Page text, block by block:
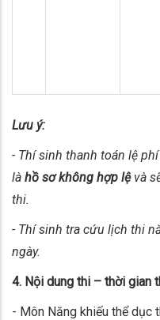
Lưu ý:
- Thí sinh thanh toán lệ
là hồ sơ không hợp lệvà
thi.
- Thí sinh tra cứu lịch thi
ngày.
4. Nội dung thi – thời gian
- Môn Năng khiếu thể dục